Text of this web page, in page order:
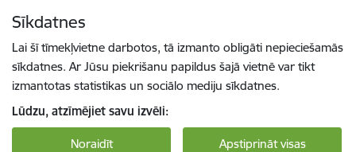
Sīkdatnes
Lai šī tīmekļvietne darbotos, tā izmanto obligāti nepieciešamās
sīkdatnes. Ar Jūsu piekrišanu papildus šajā vietnē var tikt
izmantotas statistikas un sociālo mediju sīkdatnes.
Lūdzu, atzīmējiet savu izvēli:
Noraidīt Apstiprināt visas